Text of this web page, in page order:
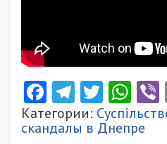
Facebook
Telegram
Категории:
скандалы в Днепре